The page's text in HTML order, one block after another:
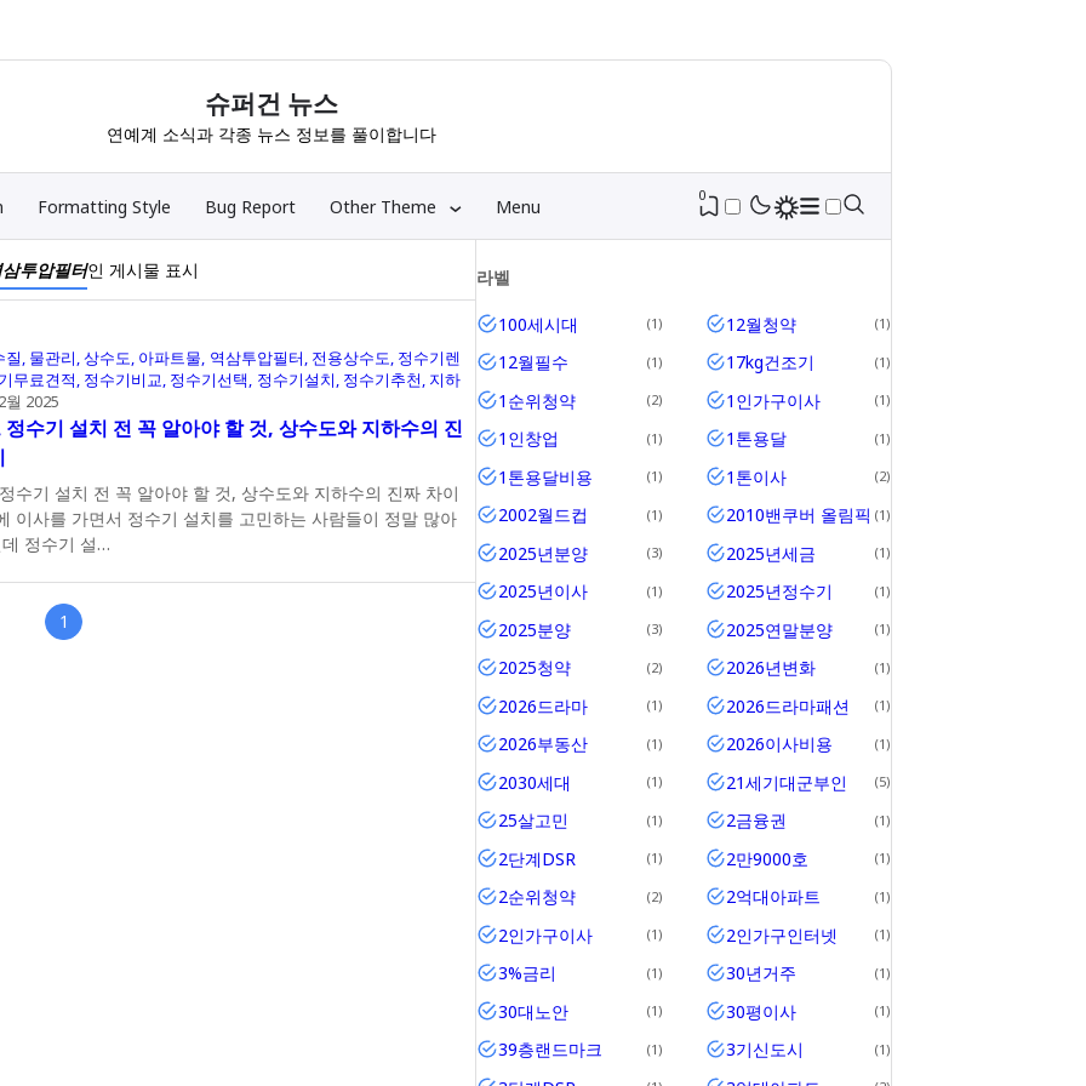
슈퍼건 뉴스
연예계 소식과 각종 뉴스 정보를 풀이합니다
Formatting Style Bug Report Other Theme Menu 0
투압필터인 게시물 표시
질 물관리 상수도 아파트물 역삼투압필터 전용상수도 정수기렌
무료견적 정수기비교 정수기선택 정수기설치 정수기추천 지하
월 2025
정수기 설치 전 꼭 알아야 할 것, 상수도와 지하수의 진
수기 설치 전 꼭 알아야 할 것, 상수도와 지하수의 진짜 차이
이사를 가면서 정수기 설치를 고민하는 사람들이 정말 많아
정수기 설…
1
라벨
100세시대 1 12월청약 1
12월필수 1 17kg건조기 1
1순위청약 2 1인가구이사 1
1인창업 1 1톤용달 1
1톤용달비용 1 1톤이사 2
2002월드컵 1 2010밴쿠버 올림픽 1
2025년분양 3 2025년세금 1
2025년이사 1 2025년정수기 1
2025분양 3 2025연말분양 1
2025청약 2 2026년변화 1
2026드라마 1 2026드라마패션 1
2026부동산 1 2026이사비용 1
2030세대 1 21세기대군부인 5
25살고민 1 2금융권 1
2단계DSR 1 2만9000호 1
2순위청약 2 2억대아파트 1
2인가구이사 1 2인가구인터넷 1
3%금리 1 30년거주 1
30대노안 1 30평이사 1
39층랜드마크 1 3기신도시 1